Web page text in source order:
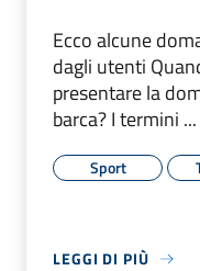
Ecco alcune
dagli utenti
presentare la
barca? I termini ...
Sport
LEGGI DI PIÙ